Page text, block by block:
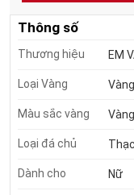
Thông số
Thương hiệu EM
Loại Vàng
Màu sắc vàng
Loại đá chủ
Dành cho Nữ